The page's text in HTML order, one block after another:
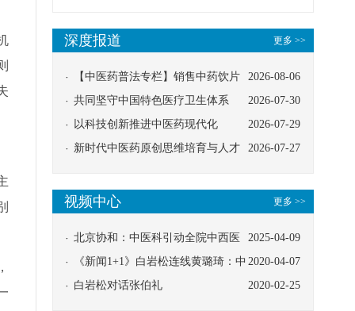
更多 >>
深度报道
2026-08-06
【中医药普法专栏】销售中药饮片
应告知煎服方法及注意事项
2026-07-30
共同坚守中国特色医疗卫生体系
2026-07-29
以科技创新推进中医药现代化
2026-07-27
新时代中医药原创思维培育与人才
更多 >>
视频中心
2025-04-09
北京协和：中医科引动全院中西医
协同
2020-04-07
《新闻1+1》白岩松连线黄璐琦：中
医救治的临床效果
2020-02-25
白岩松对话张伯礼